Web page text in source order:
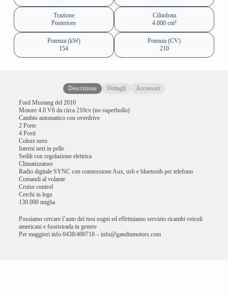
Trazione
Posteriore
Cilindrata
4.000 cm³
Potenza (kW)
154
Potenza (CV)
210
Descrizione Dettagli
Accessori
Ford Mustang del 2010
Motore 4.0 V6 da circa 210cv (no superbollo)
Cambio automatico con overdrive
2 Porte
4 Posti
Colore nero
Interni neri in pelle
Sedili con regolazione elettrica
Climatizzatore
Radio digitale SYNC con connessione Aux, usb e bluetooth per telefono
Comandi al volante
Cruise control
Cerchi in lega
130.000 miglia
Possiamo cercare l’auto dei tuoi sogni ed effettuiamo servizio ricambi veicoli
americani e fuoristrada in genere
Per maggiori info 0438/400718 – info@gandinmotors.com